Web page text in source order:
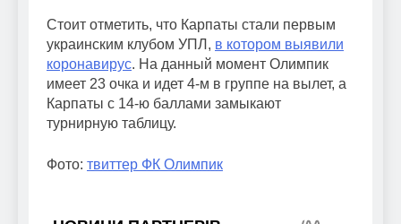
Стоит отметить, что Карпаты стали первым
украинским клубом УПЛ, в котором выявили
коронавирус. На данный момент Олимпик
имеет 23 очка и идет 4-м в группе на вылет, а
Карпаты с 14-ю баллами замыкают
турнирную таблицу.
Фото: твиттер ФК Олимпик